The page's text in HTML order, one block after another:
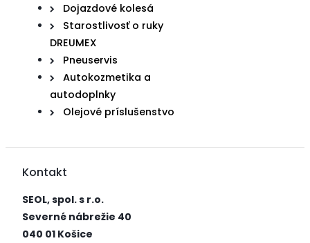
Dojazdové kolesá
Starostlivosť o ruky
DREUMEX
Pneuservis
Autokozmetika a
autodoplnky
Olejové príslušenstvo
Kontakt
SEOL, spol. s r.o.
Severné nábrežie 40
040 01 Košice